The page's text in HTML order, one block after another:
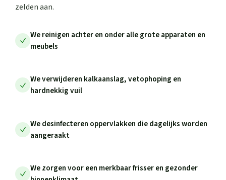
zelden aan.
We reinigen achter en onder alle grote apparaten en
meubels
We verwijderen kalkaanslag, vetophoping en
hardnekkig vuil
We desinfecteren oppervlakken die dagelijks worden
aangeraakt
We zorgen voor een merkbaar frisser en gezonder